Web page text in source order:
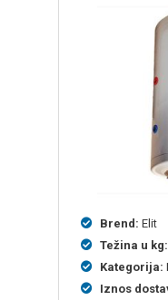
Brend: Elit
Težina u kg:
Kategorija:
Iznos